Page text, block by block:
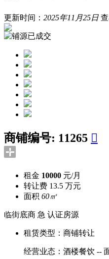
更新时间： 2025年11月25日
商铺编号: 11265 
租金 10000 元/月
转让费 13.5 万元
面积 60㎡
临街底商 急 认证房源
租赁类型： 商铺转让
经营业态： 酒楼餐饮 --